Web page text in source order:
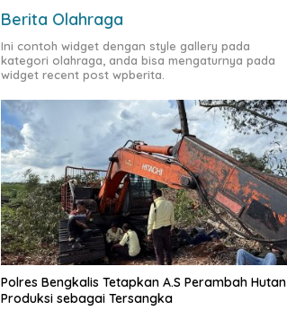
Berita Olahraga
Ini contoh widget dengan style gallery pada
kategori olahraga, anda bisa mengaturnya pada
widget recent post wpberita.
Polres Bengkalis Tetapkan A.S Perambah Hutan
Produksi sebagai Tersangka